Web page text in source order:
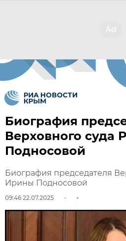
Биография
Верховного суда
Подносовой
Биография председателя
Ирины Подносовой
09:46 22.07.2025